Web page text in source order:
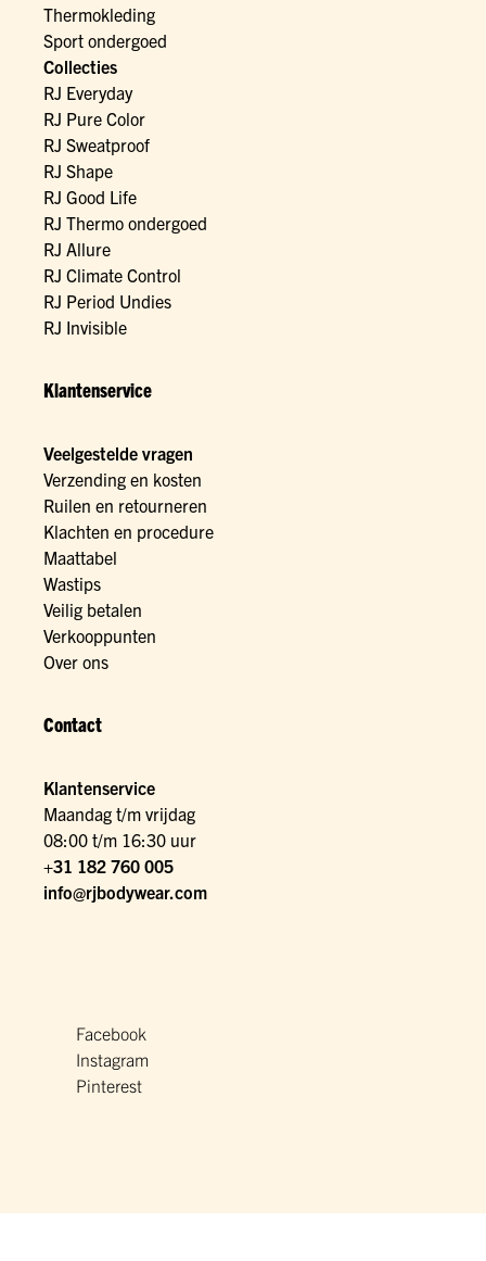
Thermokleding
Sport ondergoed
Collecties
RJ Everyday
RJ Pure Color
RJ Sweatproof
RJ Shape
RJ Good Life
RJ Thermo ondergoed
RJ Allure
RJ Climate Control
RJ Period Undies
RJ Invisible
Klantenservice
Veelgestelde vragen
Verzending en kosten
Ruilen en retourneren
Klachten en procedure
Maattabel
Wastips
Veilig betalen
Verkooppunten
Over ons
Contact
Klantenservice
Maandag t/m vrijdag
08:00 t/m 16:30 uur
+31 182 760 005
info@rjbodywear.com
Facebook
Instagram
Pinterest